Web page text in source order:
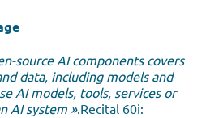
source AI components covers
data, including models and
AI models, tools, services or
AI system ».Recital 60i: